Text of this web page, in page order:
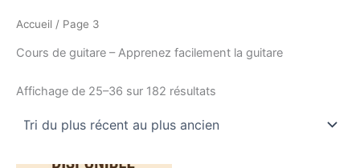
Accueil / Page 3
Cours de guitare – Apprenez facilement la guitare
Affichage de 25–36 sur 182 résultats
récent